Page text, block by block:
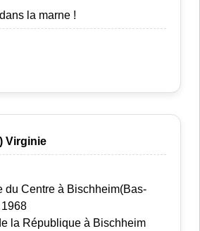
la marne !
Virginie
du Centre à Bischheim(Bas-
la République à Bischheim